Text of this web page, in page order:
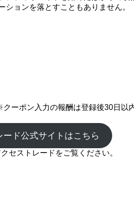
ョンを落とすこともありません。
ーポン入力の報酬は登録後30日以
ード公式サイトはこちら
セストレードをご覧ください。